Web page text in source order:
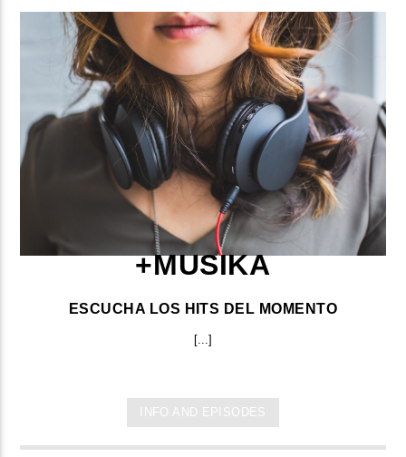
+MUSIKA
ESCUCHA LOS HITS DEL MOMENTO
[...]
INFO AND EPISODES